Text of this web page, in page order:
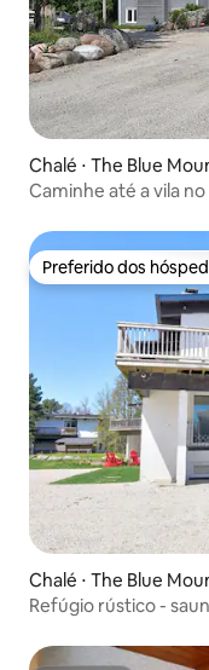
Chalé ⋅ The Blue
Caminhe até a vila no
Preferido dos
Preferido dos
Chalé ⋅ The Blue
Refúgio rústico -